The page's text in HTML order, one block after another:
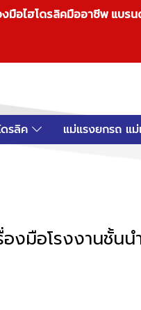
อไฮโดรลิคมืออาชีพ แบ
รลิค แม่แรงยกรถ แม่
งมือโรงงานชั้นน